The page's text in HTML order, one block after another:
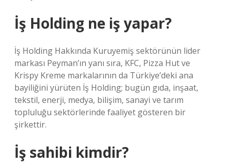
İş Holding ne iş yapar?
İş Holding Hakkında Kuruyemiş sektörünün lider
markası Peyman’ın yanı sıra, KFC, Pizza Hut ve
Krispy Kreme markalarının da Türkiye’deki ana
bayiliğini yürüten İş Holding; bugün gıda, inşaat,
tekstil, enerji, medya, bilişim, sanayi ve tarım
topluluğu sektörlerinde faaliyet gösteren bir
şirkettir.
İş sahibi kimdir?